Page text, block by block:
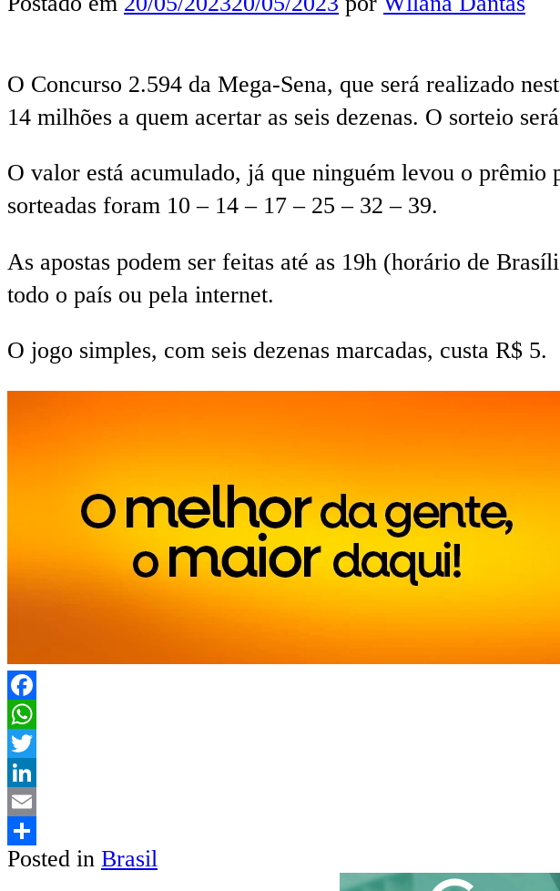
O Concurso 2.594 da Mega-Sena, que será realizado
14 milhões a quem acertar as seis dezenas. O sorteio
O valor está acumulado, já que ninguém levou o
sorteadas foram 10 – 14 – 17 – 25 – 32 – 39.
As apostas podem ser feitas até as 19h (horário de
todo o país ou pela internet.
O jogo simples, com seis dezenas marcadas, custa R$ 5.
Facebook
WhatsApp
Twitter
LinkedIn
Email
Share
Posted in Brasil